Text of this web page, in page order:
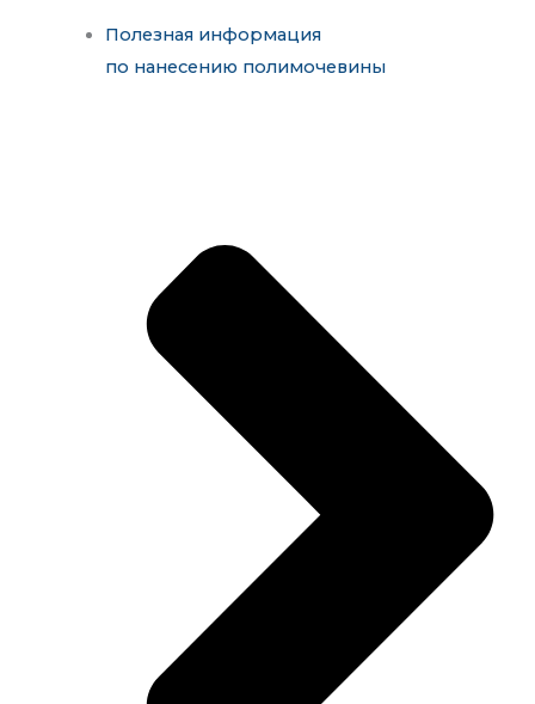
Полезная информация
по нанесению полимочевины